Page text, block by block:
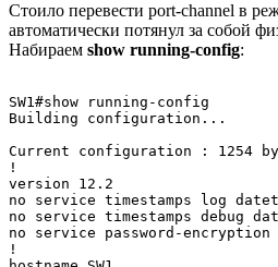
Стоило перевести port-channel в
автоматически потянул за собой
Набираем show running-config:
SW1#show running-config
Building configuration...
Current configuration : 1254
!
version 12.2
no service timestamps log
no service timestamps debug
no service password-encryption
!